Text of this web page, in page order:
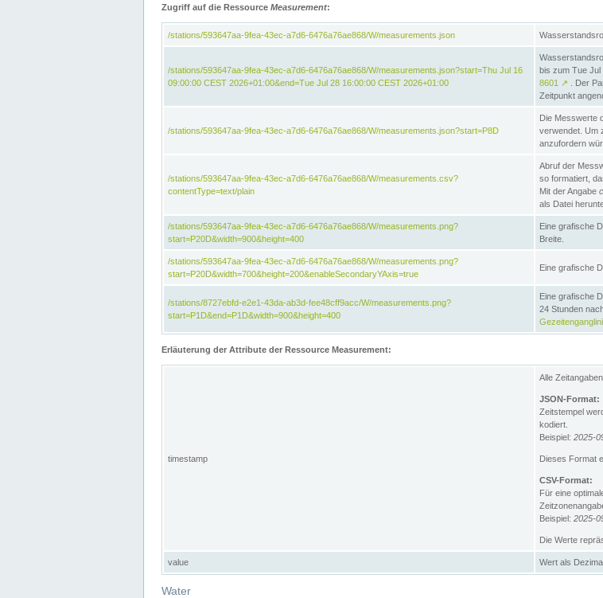
Zugriff auf die Ressource Measurement:
/stations/593647aa-9fea-43ec-a7d6-6476a76ae868/W/measurements.json
/stations/593647aa-9fea-43ec-a7d6-6476a76ae868/W/measurements.json?start=Thu Jul 16
09:00:00 CEST 2026+01:00&end=Tue Jul 28 16:00:00 CEST 2026+01:00
bis zum Tue
8601
↗ . Der
Zeitpunkt
/stations/593647aa-9fea-43ec-a7d6-6476a76ae868/W/measurements.json?start=P8D
Die Messwerte
verwendet. Um
anzufordern
/stations/593647aa-9fea-43ec-a7d6-6476a76ae868/W/measurements.csv?
contentType=text/plain
Abruf der
so formatiert,
Mit der Angabe
als Datei
/stations/593647aa-9fea-43ec-a7d6-6476a76ae868/W/measurements.png?
start=P20D&width=900&height=400
Eine grafische
Breite.
/stations/593647aa-9fea-43ec-a7d6-6476a76ae868/W/measurements.png?
start=P20D&width=700&height=200&enableSecondaryYAxis=true
Eine grafische
/stations/8727ebfd-e2e1-43da-ab3d-fee48cff9acc/W/measurements.png?
start=P1D&end=P1D&width=900&height=400
Eine grafische
24 Stunden
Erläuterung der Attribute der Ressource Measurement:
timestamp
Alle
JSON-Format:
Zeitstempel
kodiert.
Beispiel: 2025-
Dieses Format
CSV-Format:
Für eine
Beispiel: 2025-
Die Werte
value Wert als
Water